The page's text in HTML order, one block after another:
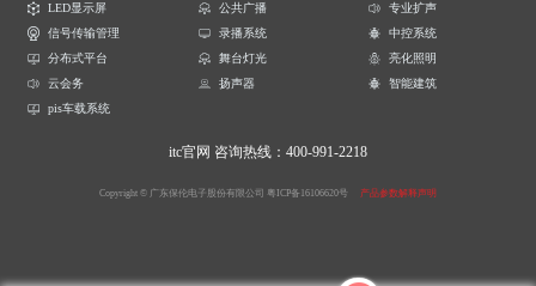
LED显示屏
公共广播
专业扩声
信号传输管理
录播系统
中控系统
分布式平台
舞台灯光
亮化照明
云会务
扬声器
智能建筑
pis车载系统
itc官网 咨询热线：400-991-2218
Copyright © 广东保伦电子股份有限公司 粤ICP备16106620号 产品参数解释声明